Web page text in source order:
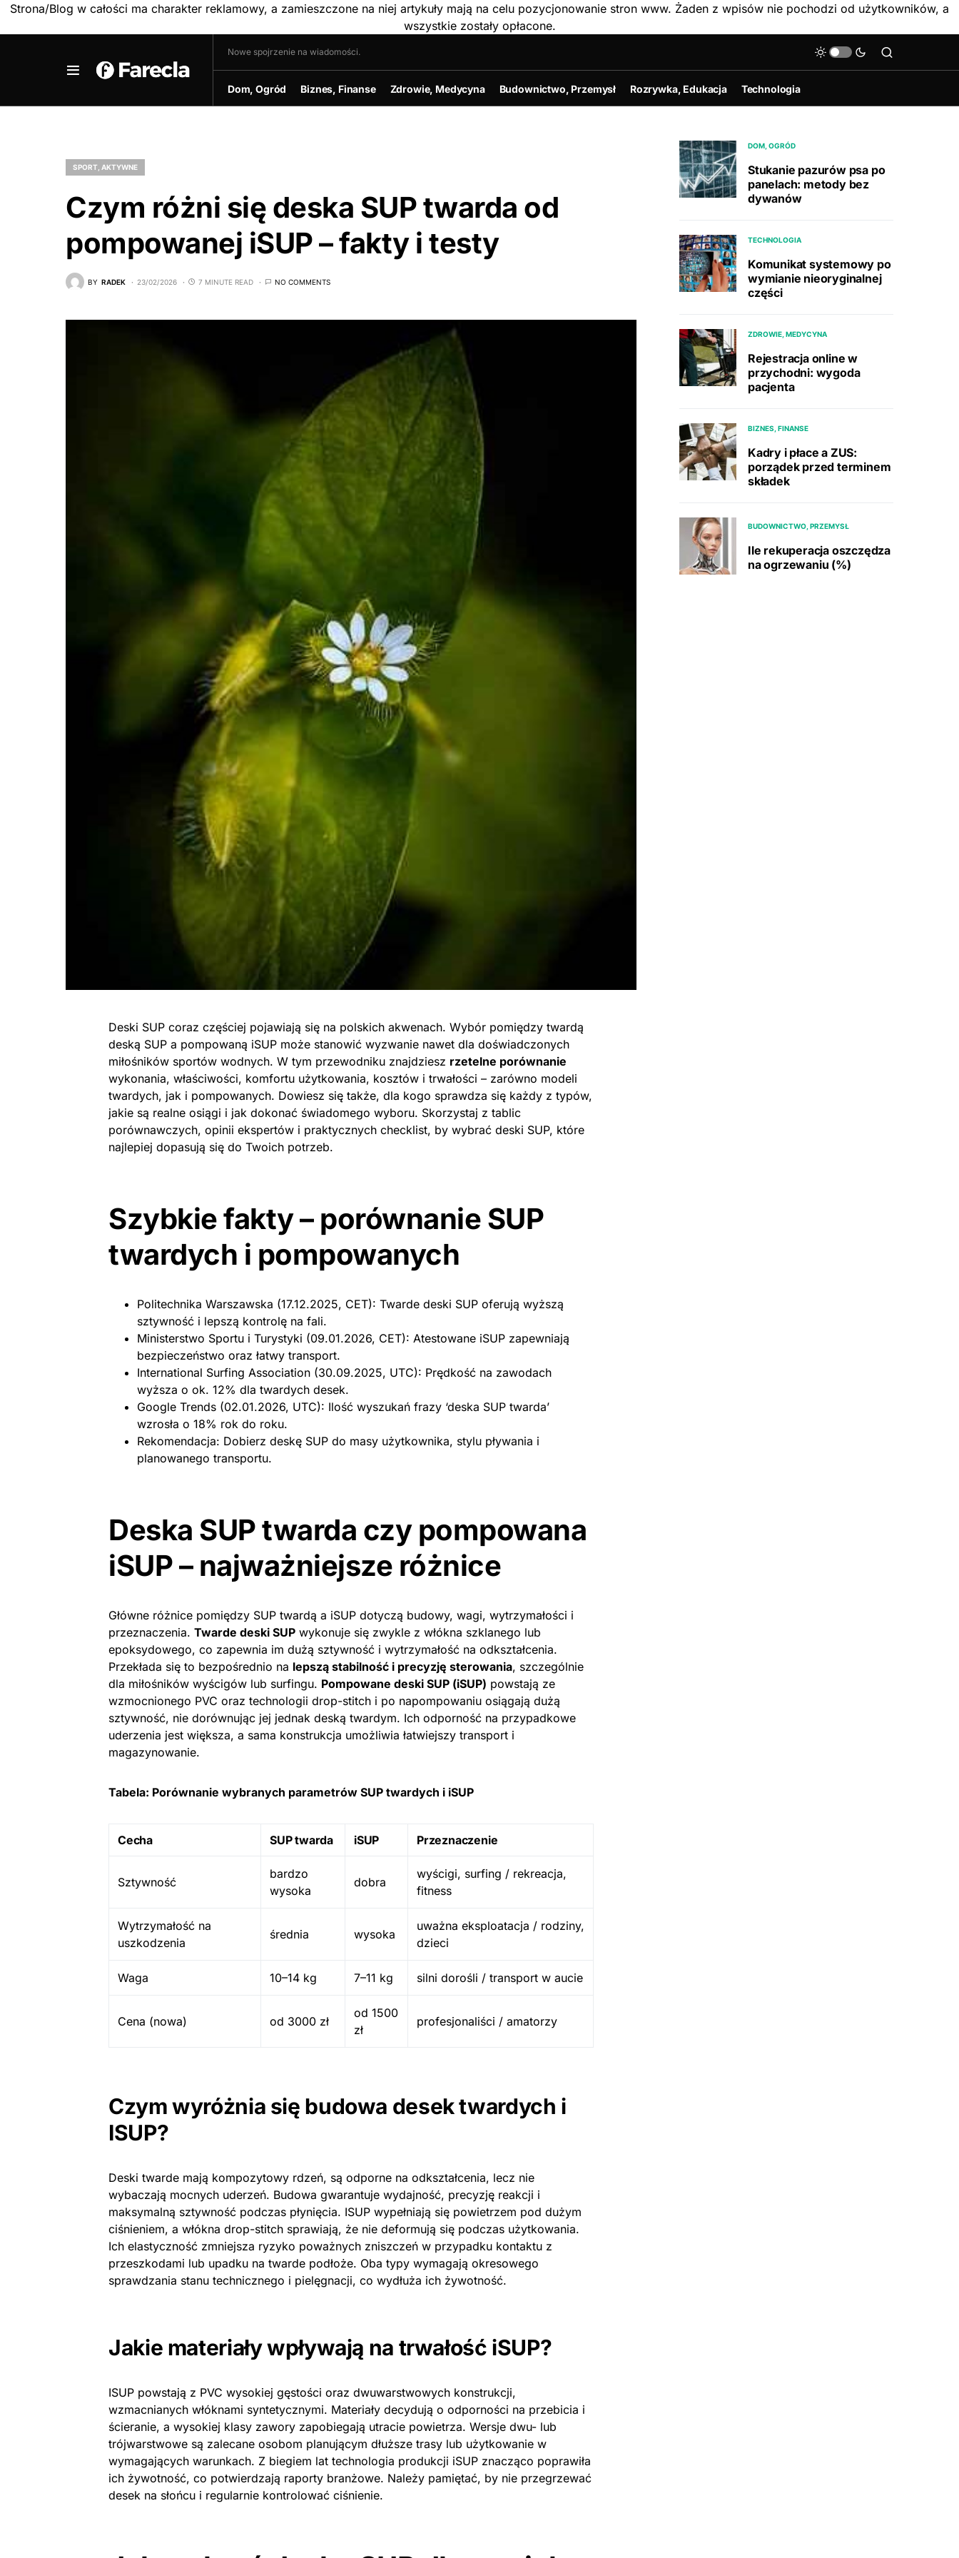
Strona/Blog w całości ma charakter reklamowy, a zamieszczone na niej artykuły mają na celu pozycjonowanie stron www. Żaden z wpisów nie pochodzi od użytkowników, a
wszystkie zostały opłacone.
Nowe spojrzenie na wiadomości.
Dom, Ogród Biznes, Finanse Zdrowie, Medycyna Budownictwo, Przemysł Rozrywka, Edukacja Technologia
SPORT, AKTYWNE
Czym różni się deska SUP twarda od
pompowanej iSUP – fakty i testy
BY RADEK 23/02/2026 7 MINUTE READ NO COMMENTS
Deski SUP coraz częściej pojawiają się na polskich akwenach. Wybór pomiędzy twardą
deską SUP a pompowaną iSUP może stanowić wyzwanie nawet dla doświadczonych
miłośników sportów wodnych. W tym przewodniku znajdziesz rzetelne porównanie
wykonania, właściwości, komfortu użytkowania, kosztów i trwałości – zarówno modeli
twardych, jak i pompowanych. Dowiesz się także, dla kogo sprawdza się każdy z typów,
jakie są realne osiągi i jak dokonać świadomego wyboru. Skorzystaj z tablic
porównawczych, opinii ekspertów i praktycznych checklist, by wybrać deski SUP, które
najlepiej dopasują się do Twoich potrzeb.
Szybkie fakty – porównanie SUP
twardych i pompowanych
Politechnika Warszawska (17.12.2025, CET): Twarde deski SUP oferują wyższą
sztywność i lepszą kontrolę na fali.
Ministerstwo Sportu i Turystyki (09.01.2026, CET): Atestowane iSUP zapewniają
bezpieczeństwo oraz łatwy transport.
International Surfing Association (30.09.2025, UTC): Prędkość na zawodach
wyższa o ok. 12% dla twardych desek.
Google Trends (02.01.2026, UTC): Ilość wyszukań frazy ‘deska SUP twarda’
wzrosła o 18% rok do roku.
Rekomendacja: Dobierz deskę SUP do masy użytkownika, stylu pływania i
planowanego transportu.
Deska SUP twarda czy pompowana
iSUP – najważniejsze różnice
Główne różnice pomiędzy SUP twardą a iSUP dotyczą budowy, wagi, wytrzymałości i
przeznaczenia. Twarde deski SUP wykonuje się zwykle z włókna szklanego lub
epoksydowego, co zapewnia im dużą sztywność i wytrzymałość na odkształcenia.
Przekłada się to bezpośrednio na lepszą stabilność i precyzję sterowania, szczególnie
dla miłośników wyścigów lub surfingu. Pompowane deski SUP (iSUP) powstają ze
wzmocnionego PVC oraz technologii drop-stitch i po napompowaniu osiągają dużą
sztywność, nie dorównując jej jednak deską twardym. Ich odporność na przypadkowe
uderzenia jest większa, a sama konstrukcja umożliwia łatwiejszy transport i
magazynowanie.
Tabela: Porównanie wybranych parametrów SUP twardych i iSUP
Cecha SUP twarda iSUP Przeznaczenie
Sztywność
bardzo
wysoka
dobra
wyścigi, surfing / rekreacja,
fitness
Wytrzymałość na
uszkodzenia
średnia wysoka
uważna eksploatacja / rodziny,
dzieci
Waga 10–14 kg 7–11 kg silni dorośli / transport w aucie
Cena (nowa) od 3000 zł
od 1500
zł
profesjonaliści / amatorzy
Czym wyróżnia się budowa desek twardych i
ISUP?
Deski twarde mają kompozytowy rdzeń, są odporne na odkształcenia, lecz nie
wybaczają mocnych uderzeń. Budowa gwarantuje wydajność, precyzję reakcji i
maksymalną sztywność podczas płynięcia. ISUP wypełniają się powietrzem pod dużym
ciśnieniem, a włókna drop-stitch sprawiają, że nie deformują się podczas użytkowania.
Ich elastyczność zmniejsza ryzyko poważnych zniszczeń w przypadku kontaktu z
przeszkodami lub upadku na twarde podłoże. Oba typy wymagają okresowego
sprawdzania stanu technicznego i pielęgnacji, co wydłuża ich żywotność.
Jakie materiały wpływają na trwałość iSUP?
ISUP powstają z PVC wysokiej gęstości oraz dwuwarstwowych konstrukcji,
wzmacnianych włóknami syntetycznymi. Materiały decydują o odporności na przebicia i
ścieranie, a wysokiej klasy zawory zapobiegają utracie powietrza. Wersje dwu- lub
trójwarstwowe są zalecane osobom planującym dłuższe trasy lub użytkowanie w
wymagających warunkach. Z biegiem lat technologia produkcji iSUP znacząco poprawiła
ich żywotność, co potwierdzają raporty branżowe. Należy pamiętać, by nie przegrzewać
desek na słońcu i regularnie kontrolować ciśnienie.
DOM, OGRÓD
Stukanie pazurów psa po
panelach: metody bez
dywanów
TECHNOLOGIA
Komunikat systemowy po
wymianie nieoryginalnej
części
ZDROWIE, MEDYCYNA
Rejestracja online w
przychodni: wygoda
pacjenta
BIZNES, FINANSE
Kadry i płace a ZUS:
porządek przed terminem
składek
BUDOWNICTWO, PRZEMYSŁ
Ile rekuperacja oszczędza
na ogrzewaniu (%)